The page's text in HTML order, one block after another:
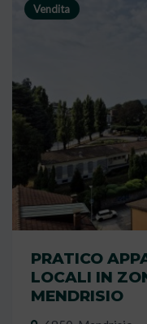
Vendita
PRATICO
LOCALI IN
MENDRISIO